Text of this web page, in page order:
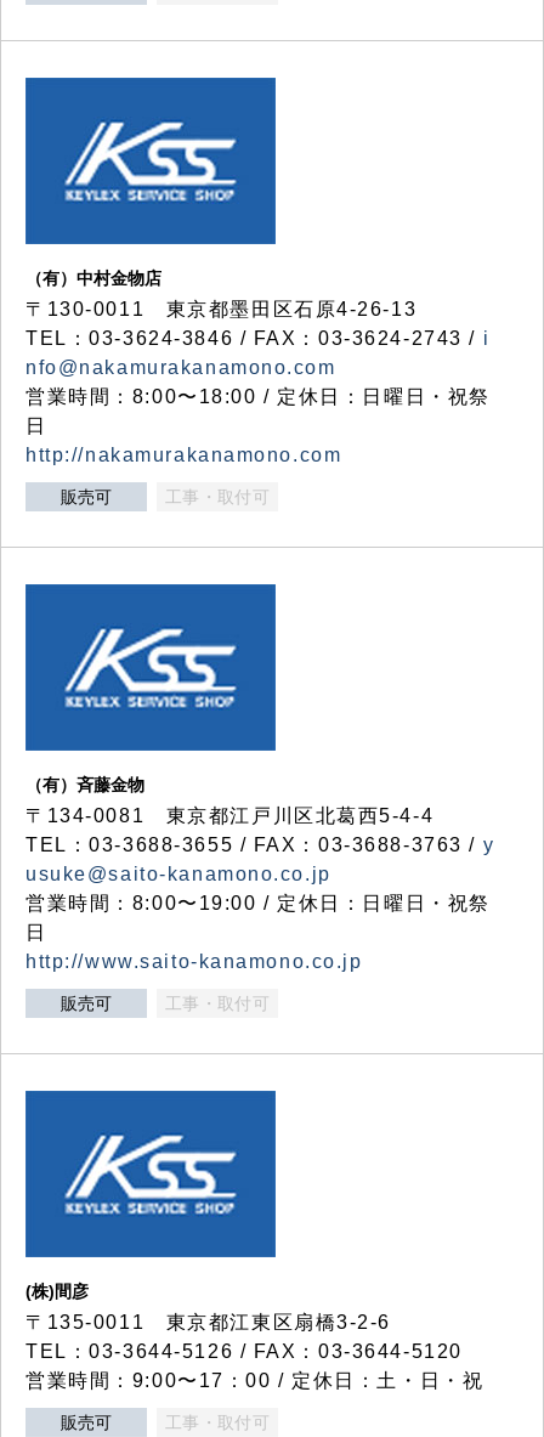
（有）中村金物店
〒130-0011 東京都墨田区石原4-26-13
TEL：03-3624-3846 / FAX：03-3624-2743 / i
nfo@nakamurakanamono.com
営業時間：8:00〜18:00 / 定休日：日曜日・祝祭
日
http://nakamurakanamono.com
販売可 工事・取付可
（有）斉藤金物
〒134-0081 東京都江戸川区北葛西5-4-4
TEL：03-3688-3655 / FAX：03-3688-3763 / y
usuke@saito-kanamono.co.jp
営業時間：8:00〜19:00 / 定休日：日曜日・祝祭
日
http://www.saito-kanamono.co.jp
販売可 工事・取付可
(株)間彦
〒135-0011 東京都江東区扇橋3-2-6
TEL：03-3644-5126 / FAX：03-3644-5120
営業時間：9:00〜17：00 / 定休日：土・日・祝
販売可 工事・取付可